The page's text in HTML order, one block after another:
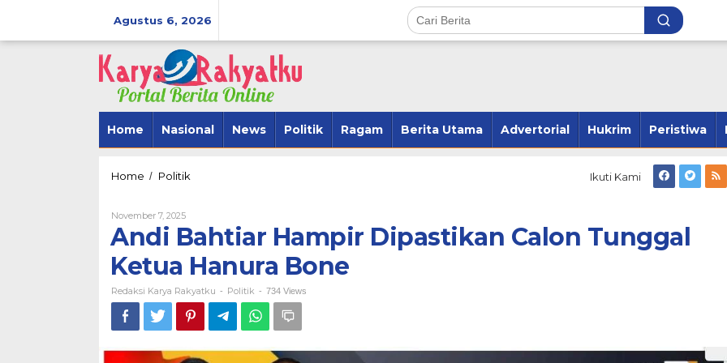
Agustus 6, 2026
Home Nasional News Politik Ragam Berita Utama Advertorial Hukrim Peristiwa
Home / Politik
Calon
Tunggal
Ketua
Hanura
Bone
Ikuti Kami
November 7, 2025Oleh
Redaksi
Karya
Rakyatku
Andi Bahtiar Hampir Dipastikan Calon Tunggal
Ketua Hanura Bone
Redaksi Karya Rakyatku - Politik - 734 Views
BerAmal Menang 23 Kecamatan,
SipakarioMi 2 Kecamatan dan
Tegak Lurus 2 Kecamatan
Di Politik